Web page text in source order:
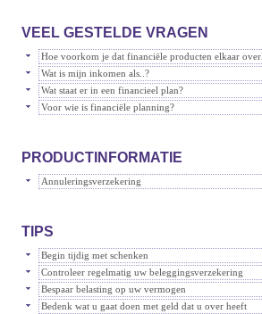
VEEL GESTELDE VRAGEN
Hoe voorkom je dat financiële producten elkaar
Wat is mijn inkomen als..?
Wat staat er in een financieel plan?
Voor wie is financiële planning?
PRODUCTINFORMATIE
Annuleringsverzekering
TIPS
Begin tijdig met schenken
Controleer regelmatig uw beleggingsverzekering
Bespaar belasting op uw vermogen
Bedenk wat u gaat doen met geld dat u over heeft